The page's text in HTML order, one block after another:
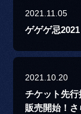
2021.11.05
ゲゲゲ忌
2021.10.20
チケット先
販売開始！